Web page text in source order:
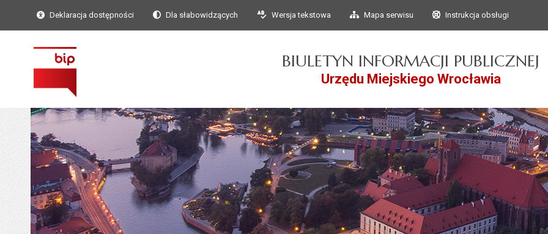
Przejdź do głównego
Przejdź do treści
Deklaracja dostępności Dla słabowidzących Wersja tekstowa Mapa serwisu Instrukcja obsługi
BIULETYN INFORMACJI PUBLICZNEJ
Urzędu Miejskiego Wrocławia